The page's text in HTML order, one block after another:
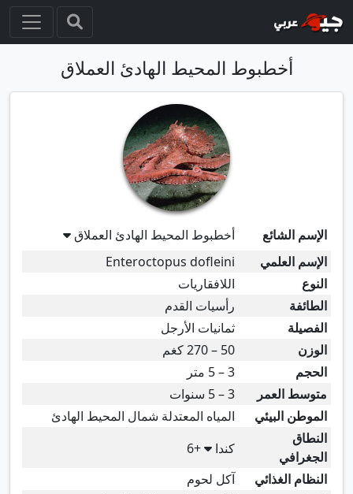
أخطبوط المحيط الهادئ العملاق
الإسم الشائع
أخطبوط المحيط الهادئ العملاق
الإسم العلمي
Enteroctopus dofleini
النوع
اللافقاريات
الطائفة
رأسيات القدم
الفصيلة
ثمانيات الأرجل
الوزن
50 – 270 كغم
الحجم
3 – 5 متر
متوسط العمر
3 – 5 سنوات
الموطن البيئي
المياه المعتدلة شمال المحيط الهادئ
النطاق
الجغرافي
كندا
+6
النظام الغذائي
آكل لحوم